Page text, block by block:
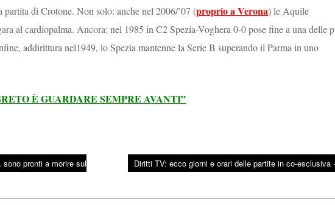
partita di Crotone. Non solo: anche nel 2006/’07 (proprio a Verona) le Aquile
al cardiopalma. Ancora: nel 1985 in C2 Spezia-Voghera 0-0 pose fine a una delle
addirittura nel1949, lo Spezia mantenne la Serie B superando il Parma in uno
È GUARDARE SEMPRE AVANTI”
sono pronti a morire sul
Diritti TV: ecco giorni e orari delle partite in co-esclusiva